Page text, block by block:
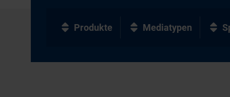
Produkte Mediatypen